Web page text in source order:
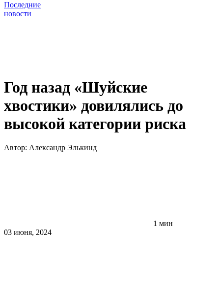
Последние
новости
Год назад «Шуйские
хвостики» довилялись до
высокой категории риска
Автор: Александр Элькинд
1 мин
03 июня, 2024